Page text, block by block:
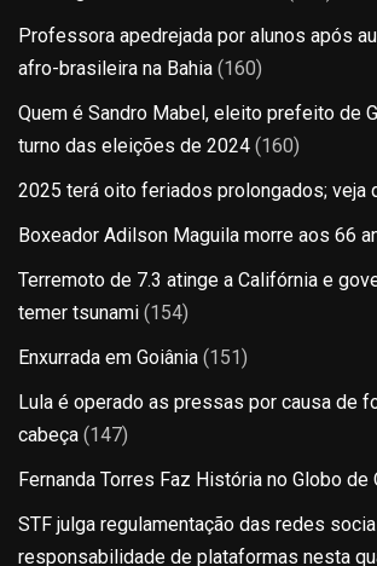
Professora apedrejada por alunos após
afro-brasileira na Bahia (160)
Quem é Sandro Mabel, eleito prefeito de
turno das eleições de 2024 (160)
2025 terá oito feriados prolongados; veja
Boxeador Adilson Maguila morre aos 66
Terremoto de 7.3 atinge a Califórnia e
temer tsunami (154)
Enxurrada em Goiânia (151)
Lula é operado as pressas por causa de
cabeça (147)
Fernanda Torres Faz História no Globo de
STF julga regulamentação das redes
responsabilidade de plataformas nesta